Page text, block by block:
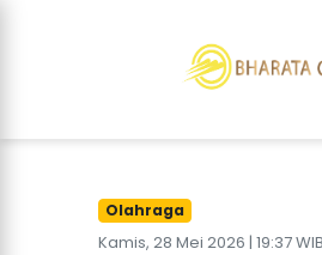
Olahraga
Kamis, 28 Mei 2026 | 19:37 WIB